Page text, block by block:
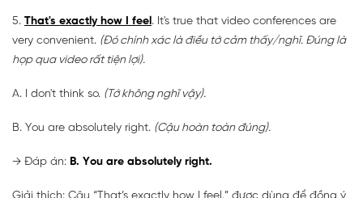
5. That's exactly how I feel . It's true that video conferences are
very convenient. (Đó chính xác là điều tớ cảm thấy/nghĩ. Đúng là
họp qua video rất tiện lợi).
A. I don't think so. (Tớ không nghĩ vậy).
B. You are absolutely right. (Cậu hoàn toàn đúng).
→ Đáp án: B. You are absolutely right.